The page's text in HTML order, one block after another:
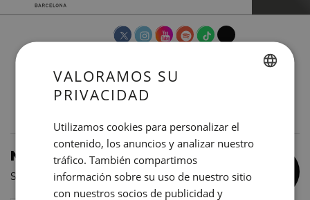
Newsletter NN
Suscríbase a la newsletter
CATALAN
VALORAMOS SU
PRIVACIDAD
Utilizamos cookies para personalizar el
contenido, los anuncios y analizar nuestro
tráfico. También compartimos
información sobre su uso de nuestro sitio
con nuestros socios de publicidad y